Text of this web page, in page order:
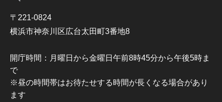
〒221-0824
横浜市神奈川区広台太田町3番地8
開庁時間：月曜日から金曜日午前8時45分から午後5時ま
で
※昼の時間帯はお待たせする時間が長くなる場合があり
ます